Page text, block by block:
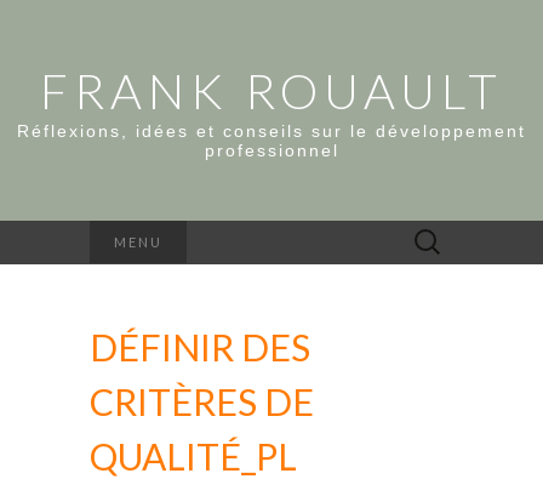
FRANK ROUAULT
Réflexions, idées et conseils sur le développement
professionnel
MENU Rechercher :
DÉFINIR DES
CRITÈRES DE
QUALITÉ_PL